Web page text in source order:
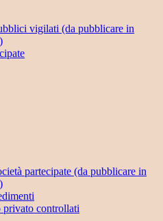
vigilati (da pubblicare in
partecipate (da pubblicare in
controllati